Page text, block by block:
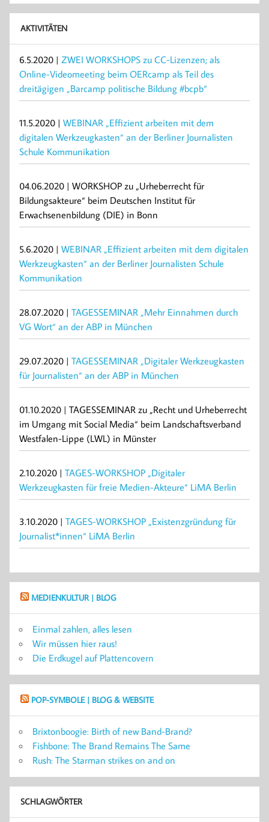
AKTIVITÄTEN
6.5.2020 | ZWEI WORKSHOPS zu CC-Lizenzen; als
Online-Videomeeting beim OERcamp als Teil des
dreitägigen „Barcamp politische Bildung #bcpb“
11.5.2020 | WEBINAR „Effizient arbeiten mit dem
digitalen Werkzeugkasten“ an der Berliner Journalisten
Schule Kommunikation
04.06.2020 | WORKSHOP zu „Urheberrecht für
Bildungsakteure“ beim Deutschen Institut für
Erwachsenenbildung (DIE) in Bonn
5.6.2020 | WEBINAR „Effizient arbeiten mit dem digitalen
Werkzeugkasten“ an der Berliner Journalisten Schule
Kommunikation
28.07.2020 | TAGESSEMINAR „Mehr Einnahmen durch
VG Wort“ an der ABP in München
29.07.2020 | TAGESSEMINAR „Digitaler Werkzeugkasten
für Journalisten“ an der ABP in München
01.10.2020 | TAGESSEMINAR zu „Recht und Urheberrecht
im Umgang mit Social Media“ beim Landschaftsverband
Westfalen-Lippe (LWL) in Münster
2.10.2020 | TAGES-WORKSHOP „Digitaler
Werkzeugkasten für freie Medien-Akteure“ LiMA Berlin
3.10.2020 | TAGES-WORKSHOP „Existenzgründung für
Journalist*innen“ LiMA Berlin
MEDIENKULTUR | BLOG
Einmal zahlen, alles lesen
Wir müssen hier raus!
Die Erdkugel auf Plattencovern
POP-SYMBOLE | BLOG & WEBSITE
Brixtonboogie: Birth of new Band-Brand?
Fishbone: The Brand Remains The Same
Rush: The Starman strikes on and on
SCHLAGWÖRTER